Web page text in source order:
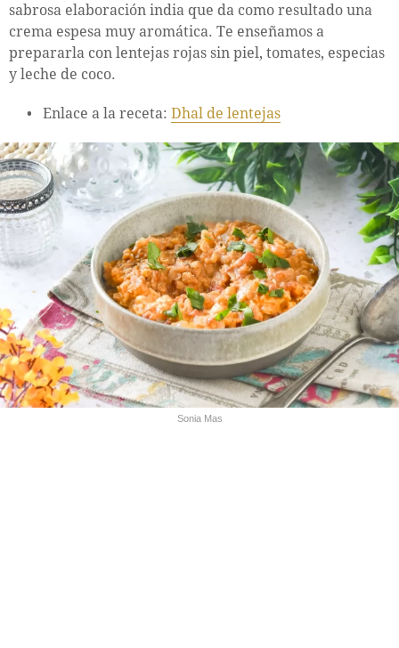
sabrosa elaboración india que da como resultado una
crema espesa muy aromática. Te enseñamos a
prepararla con lentejas rojas sin piel, tomates, especias
y leche de coco.
Enlace a la receta: Dhal de lentejas
Sonia Mas